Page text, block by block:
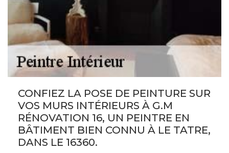
CONFIEZ LA POSE DE PEINTURE SUR
VOS MURS INTÉRIEURS À G.M
RÉNOVATION 16, UN PEINTRE EN
BÂTIMENT BIEN CONNU À LE TATRE,
DANS LE 16360.